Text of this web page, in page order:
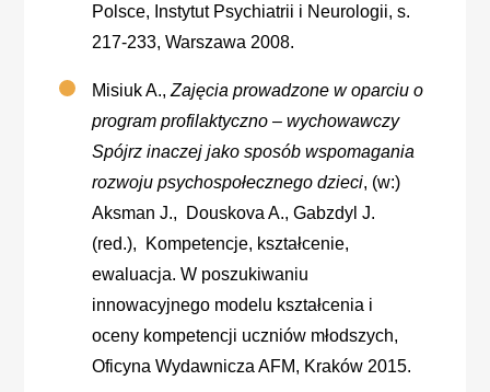
Polsce, Instytut Psychiatrii i Neurologii, s.
217-233, Warszawa 2008.
Misiuk A.,Zajęcia prowadzone w oparciu o
program profilaktyczno – wychowawczy
Spójrz inaczej jako sposób wspomagania
rozwoju psychospołecznego dzieci, (w:)
Aksman J., Douskova A., Gabzdyl J.
(red.), Kompetencje, kształcenie,
ewaluacja. W poszukiwaniu
innowacyjnego modelu kształcenia i
oceny kompetencji uczniów młodszych,
Oficyna Wydawnicza AFM, Kraków 2015.